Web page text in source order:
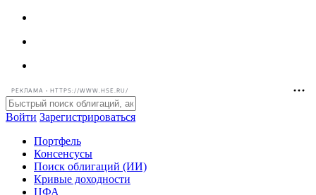
РЕКЛАМА • HTTPS://WWW.HSE.RU/
Войти Зарегистрироваться
Портфель